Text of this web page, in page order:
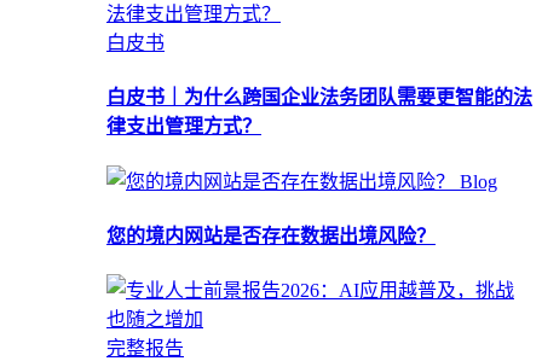
白皮书
白皮书｜为什么跨国企业法务团队需要更智能的法
律支出管理方式？
Blog
您的境内网站是否存在数据出境风险？
完整报告